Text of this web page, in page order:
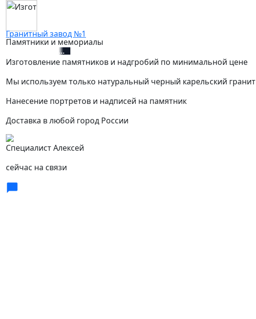
Гранитный завод №1
Памятники и мемориалы
+7 (812) 627-67-01
Изготовление памятников и надгробий по минимальной цене
Мы используем только натуральный черный карельский гранит
Нанесение портретов и надписей на памятник
Доставка в любой город России
Специалист Алексей
сейчас на связи